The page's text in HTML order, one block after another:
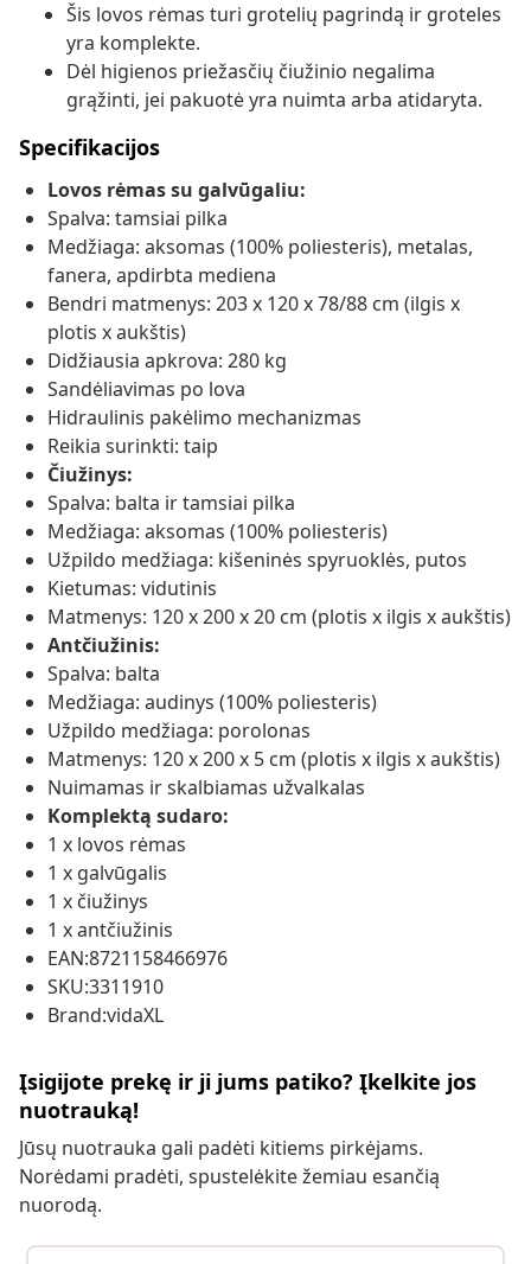
Šis lovos rėmas turi grotelių pagrindą ir groteles
yra komplekte.
Dėl higienos priežasčių čiužinio negalima
grąžinti, jei pakuotė yra nuimta arba atidaryta.
Specifikacijos
Lovos rėmas su galvūgaliu:
Spalva: tamsiai pilka
Medžiaga: aksomas (100% poliesteris), metalas,
fanera, apdirbta mediena
Bendri matmenys: 203 x 120 x 78/88 cm (ilgis x
plotis x aukštis)
Didžiausia apkrova: 280 kg
Sandėliavimas po lova
Hidraulinis pakėlimo mechanizmas
Reikia surinkti: taip
Čiužinys:
Spalva: balta ir tamsiai pilka
Medžiaga: aksomas (100% poliesteris)
Užpildo medžiaga: kišeninės spyruoklės, putos
Kietumas: vidutinis
Matmenys: 120 x 200 x 20 cm (plotis x ilgis x aukštis)
Antčiužinis:
Spalva: balta
Medžiaga: audinys (100% poliesteris)
Užpildo medžiaga: porolonas
Matmenys: 120 x 200 x 5 cm (plotis x ilgis x aukštis)
Nuimamas ir skalbiamas užvalkalas
Komplektą sudaro:
1 x lovos rėmas
1 x galvūgalis
1 x čiužinys
1 x antčiužinis
EAN:8721158466976
SKU:3311910
Brand:vidaXL
Įsigijote prekę ir ji jums patiko? Įkelkite jos
nuotrauką!
Jūsų nuotrauka gali padėti kitiems pirkėjams.
Norėdami pradėti, spustelėkite žemiau esančią
nuorodą.